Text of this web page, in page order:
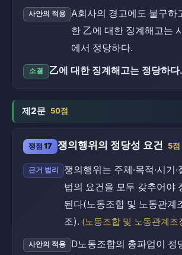
사안의 적용
A회사의 경고에도 불구하
한 乙에 대한 징계해고는
에서 정당하다.
소결 乙에 대한 징계해고는 정당하다.
제2문 50점
쟁점 17 쟁의행위의 정당성 요건 5점
근거 법리
쟁의행위는 주체·목적·시기
법의 요건을 모두 갖추어야
된다(노동조합 및 노동관계
조). (노동조합 및 노동관계조
사안의 적용
D노동조합의 총파업이 정